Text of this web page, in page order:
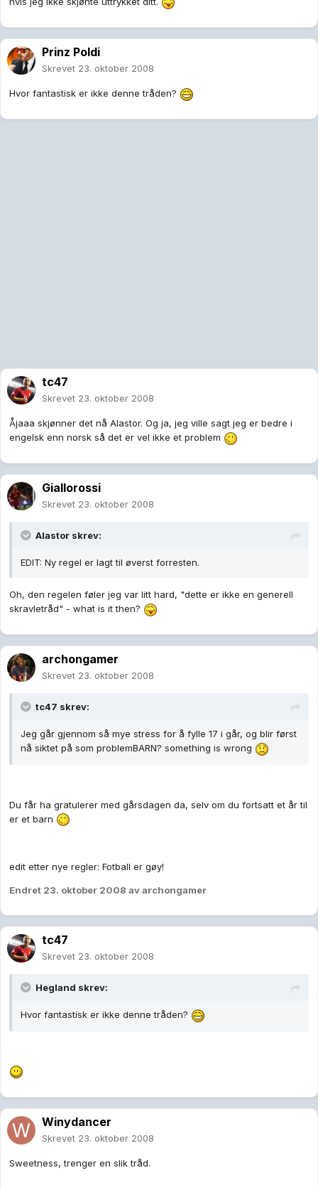
Prinz Poldi
Skrevet 23. oktober 2008
Hvor fantastisk er ikke denne tråden?
tc47
Skrevet 23. oktober 2008
Åjaaa skjønner det nå Alastor. Og ja, jeg ville sagt jeg er bedre i
engelsk enn norsk så det er vel ikke et problem
Giallorossi
Skrevet 23. oktober 2008
Alastor skrev:
EDIT: Ny regel er lagt til øverst forresten.
Oh, den regelen føler jeg var litt hard, "dette er ikke en generell
skravletråd" - what is it then?
archongamer
Skrevet 23. oktober 2008
tc47 skrev:
Jeg går gjennom så mye stress for å fylle 17 i går, og blir først
nå siktet på som problemBARN? something is wrong
Du får ha gratulerer med gårsdagen da, selv om du fortsatt et år til
er et barn
edit etter nye regler: Fotball er gøy!
Endret 23. oktober 2008 av archongamer
tc47
Skrevet 23. oktober 2008
Hegland skrev:
Hvor fantastisk er ikke denne tråden?
Winydancer
Skrevet 23. oktober 2008
Sweetness, trenger en slik tråd.